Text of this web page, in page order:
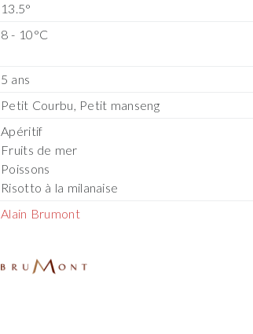
13.5°
8 - 10°C
5 ans
Petit Courbu, Petit manseng
Apéritif
Fruits de mer
Poissons
Risotto à la milanaise
Alain Brumont